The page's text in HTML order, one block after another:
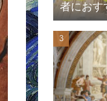
者におす